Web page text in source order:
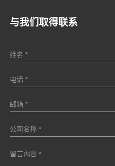
与我们取得联系